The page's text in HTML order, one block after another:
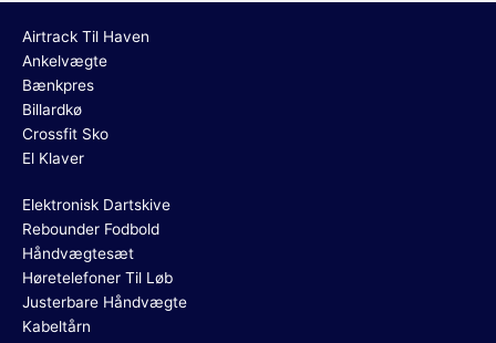
Airtrack Til Haven
Ankelvægte
Bænkpres
Billardkø
Crossfit Sko
El Klaver
Elektronisk Dartskive
Rebounder Fodbold
Håndvægtesæt
Høretelefoner Til Løb
Justerbare Håndvægte
Kabeltårn